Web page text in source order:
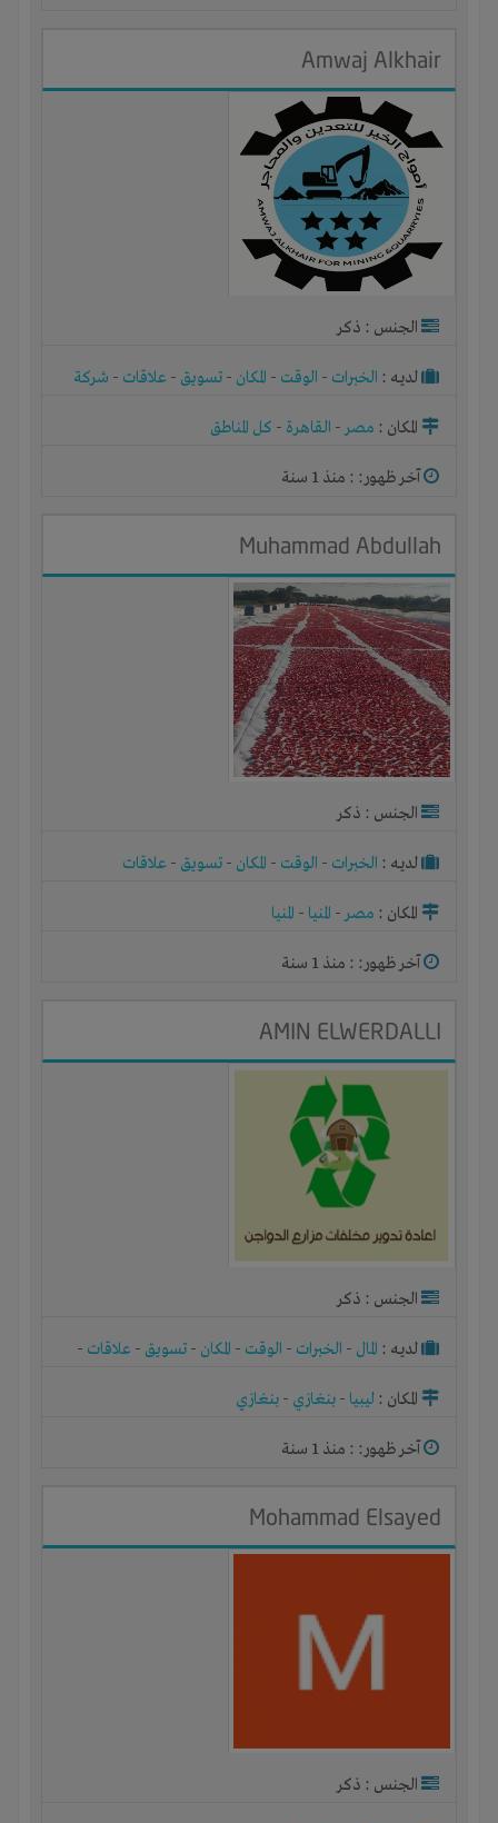
Amwaj Alkhair
الجنس : ذكر
لديـه : الخبرات - الوقت - المكان - تسويق - علاقات - شركة
المكان : مصر- القاهرة - كل المناطق
آخر ظهور: : منذ 1 سنة
Muhammad Abdullah
الجنس : ذكر
لديـه : الخبرات - الوقت - المكان - تسويق - علاقات
المكان : مصر- المنيا - المنيا
آخر ظهور: : منذ 1 سنة
AMIN ELWERDALLI
الجنس : ذكر
لديـه : المال - الخبرات - الوقت - المكان - تسويق - علاقات -
المكان : ليبيا - بنغازي - بنغازي
آخر ظهور: : منذ 1 سنة
Mohammad Elsayed
الجنس : ذكر